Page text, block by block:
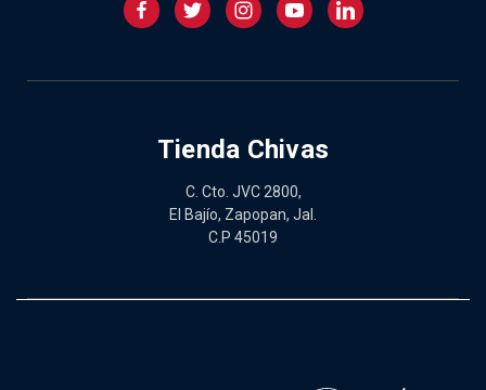
Tienda Chivas
C. Cto. JVC 2800,
El Bajío, Zapopan, Jal.
C.P 45019